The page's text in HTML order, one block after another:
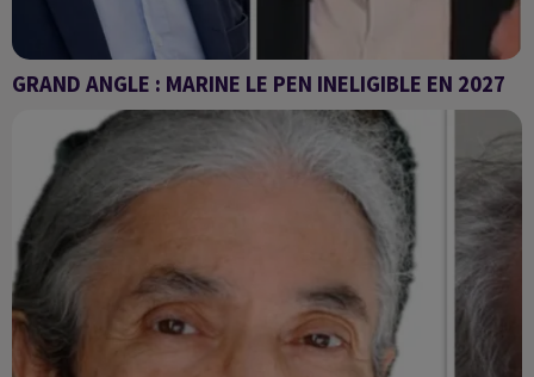
GRAND ANGLE : MARINE LE PEN INELIGIBLE EN 2027
coup de tonnerre dans la vie politique française